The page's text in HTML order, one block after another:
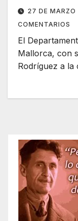
27 DE
COMENTARIOS
El
Mallorca, con
Rodríguez a